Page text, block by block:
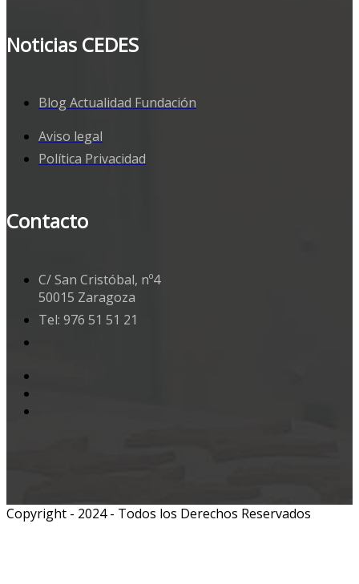
Noticias CEDES
Blog Actualidad Fundación
Aviso legal
Política Privacidad
Contacto
C/ San Cristóbal, nº4
50015 Zaragoza
Tel: 976 51 51 21
Copyright - 2024 - Todos los Derechos Reservados